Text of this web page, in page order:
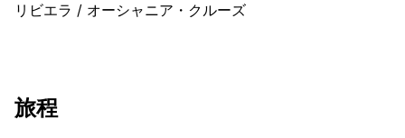
リビエラ / オーシャニア・クルーズ
旅程